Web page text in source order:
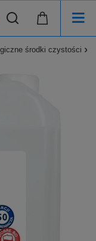
środki czystości